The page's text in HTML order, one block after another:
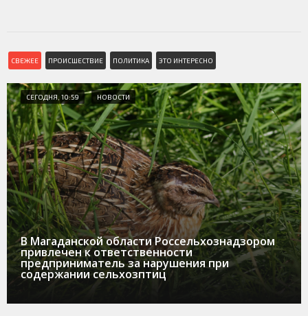
СВЕЖЕЕ ПРОИСШЕСТВИЕ ПОЛИТИКА ЭТО ИНТЕРЕСНО
СЕГОДНЯ, 10:59 НОВОСТИ
В Магаданской области Россельхознадзором
привлечен к ответственности
предприниматель за нарушения при
содержании сельхозптиц